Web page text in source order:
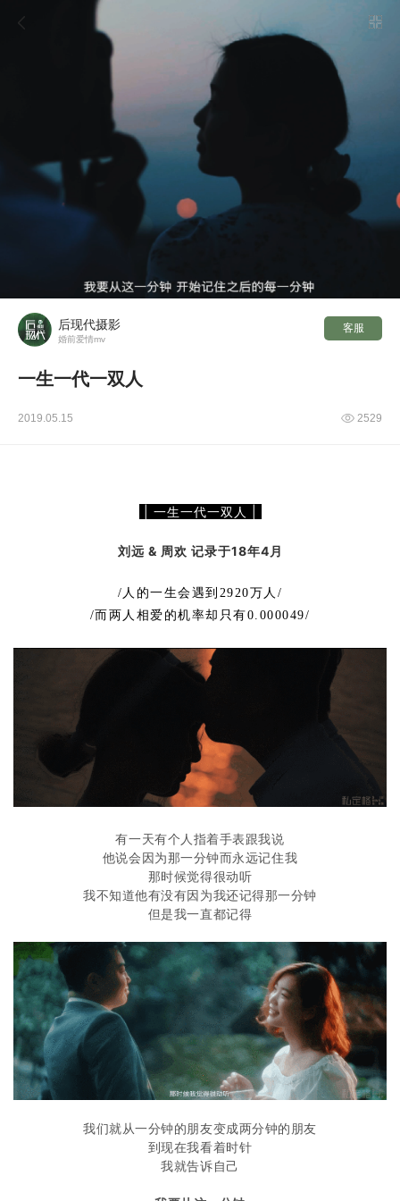

后现代摄影
婚前爱情mv
客服
一生一代一双人
2019.05.15 2529
| 一生一代一双人 |
刘远 & 周欢 记录于18年4月
/人的一生会遇到2920万人/
/而两人相爱的机率却只有0.000049/
有一天有个人指着手表跟我说
他说会因为那一分钟而永远记住我
那时候觉得很动听
我不知道他有没有因为我还记得那一分钟
但是我一直都记得
我们就从一分钟的朋友变成两分钟的朋友
到现在我看着时针
我就告诉自己